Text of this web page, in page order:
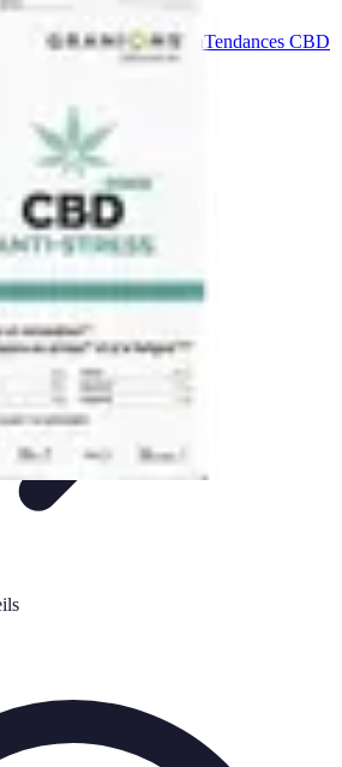
du CBDAchatUtilisationTendances CBD